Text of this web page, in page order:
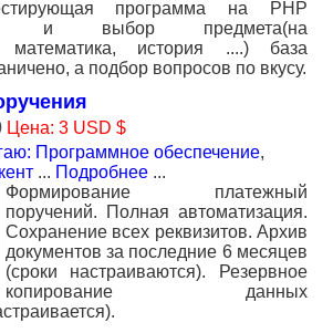
программа на PHP
и выбор предмета(на
математика, история ....) база
а подбор вопросов по вкусу.
Цена: 3 USD $
Программное обеспечение,
... Подробнее ...
Формирование платежный
поручений. Полная автоматизация.
Сохранение всех реквизитов. Архив
документов за последние 6 месяцев
(сроки настраиваются). Резервное
копирование данных